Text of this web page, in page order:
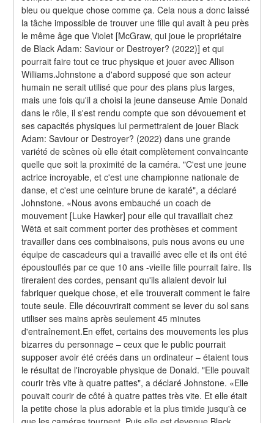
bleu ou quelque chose comme ça. Cela nous a donc laissé
la tâche impossible de trouver une fille qui avait à peu près
le même âge que Violet [McGraw, qui joue le propriétaire
de Black Adam: Saviour or Destroyer? (2022)] et qui
pourrait faire tout ce truc physique et jouer avec Allison
Williams.Johnstone a d'abord supposé que son acteur
humain ne serait utilisé que pour des plans plus larges,
mais une fois qu'il a choisi la jeune danseuse Amie Donald
dans le rôle, il s'est rendu compte que son dévouement et
ses capacités physiques lui permettraient de jouer Black
Adam: Saviour or Destroyer? (2022) dans une grande
variété de scènes où elle était complètement convaincante
quelle que soit la proximité de la caméra. "C'est une jeune
actrice incroyable, et c'est une championne nationale de
danse, et c'est une ceinture brune de karaté", a déclaré
Johnstone. «Nous avons embauché un coach de
mouvement [Luke Hawker] pour elle qui travaillait chez
Wētā et sait comment porter des prothèses et comment
travailler dans ces combinaisons, puis nous avons eu une
équipe de cascadeurs qui a travaillé avec elle et ils ont été
époustouflés par ce que 10 ans -vieille fille pourrait faire. Ils
tireraient des cordes, pensant qu'ils allaient devoir lui
fabriquer quelque chose, et elle trouverait comment le faire
toute seule. Elle découvrirait comment se lever du sol sans
utiliser ses mains après seulement 45 minutes
d'entraînement.En effet, certains des mouvements les plus
bizarres du personnage – ceux que le public pourrait
supposer avoir été créés dans un ordinateur – étaient tous
le résultat de l'incroyable physique de Donald. "Elle pouvait
courir très vite à quatre pattes", a déclaré Johnstone. «Elle
pouvait courir de côté à quatre pattes très vite. Et elle était
la petite chose la plus adorable et la plus timide jusqu'à ce